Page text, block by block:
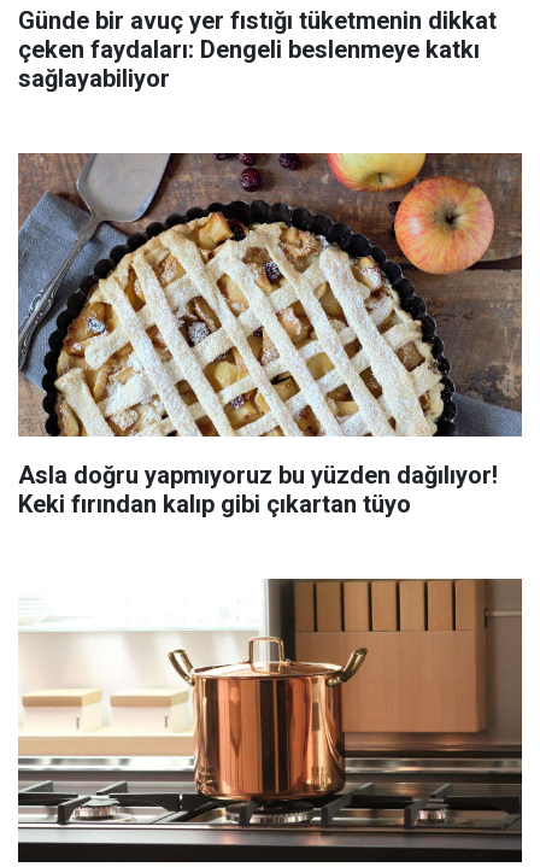
Günde bir avuç yer fıstığı tüketmenin dikkat
çeken faydaları: Dengeli beslenmeye katkı
sağlayabiliyor
Asla doğru yapmıyoruz bu yüzden dağılıyor!
Keki fırından kalıp gibi çıkartan tüyo